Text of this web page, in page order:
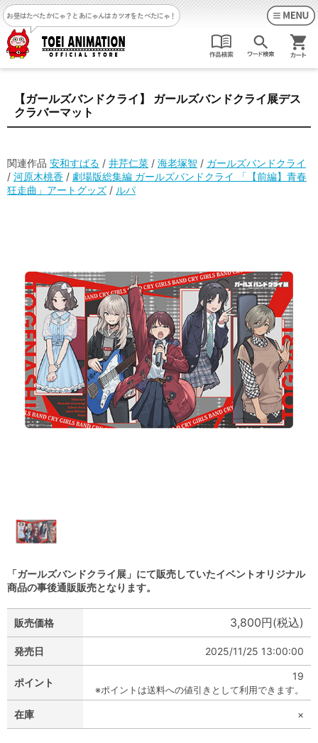
お昼はたべたかにゃ？ とあにゃんはカツオをたべたにゃ！
【ガールズバンドクライ】 ガールズバンドクライ展デス
クラバーマット
関連作品 安和すばる / 井芹仁菜 / 海老塚智 / ガールズバンドクライ
/ 河原木桃香 / 劇場版総集編 ガールズバンドクライ 「【前編】青春
狂走曲」アートグッズ / ルパ
「ガールズバンドクライ展」にて販売していたイベントオリジナル
商品の事後通販販売となります。
販売価格 3,800円(税込)
発売日 2025/11/25 13:00:00
ポイント
19
※ポイントは送料への値引きとして利用できます。
在庫 ×